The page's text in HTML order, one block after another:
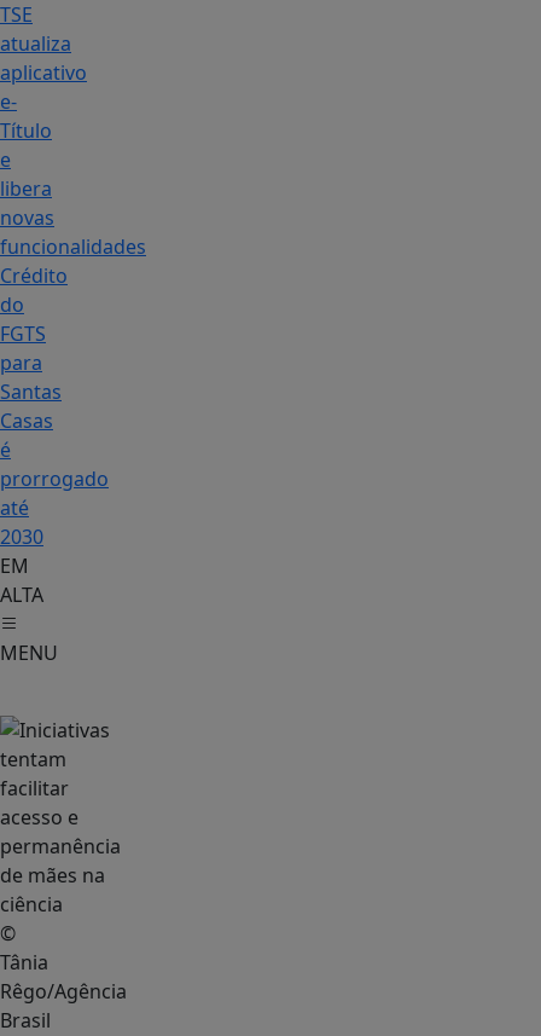
TSE
atualiza
aplicativo
e-
Título
e
libera
novas
funcionalidades
Crédito
do
FGTS
para
Santas
Casas
é
prorrogado
até
2030
EM
ALTA
MENU
©
Tânia
Rêgo/Agência
Brasil